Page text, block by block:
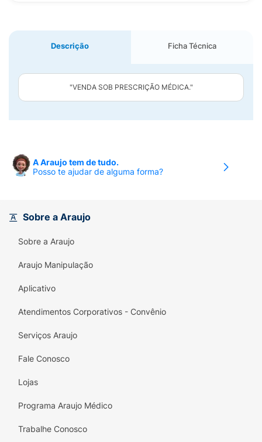
Descrição Ficha Técnica
"VENDA SOB PRESCRIÇÃO MÉDICA."
A Araujo tem de tudo.
Posso te ajudar de alguma forma?
Sobre a Araujo
Sobre a Araujo
Araujo Manipulação
Aplicativo
Atendimentos Corporativos - Convênio
Serviços Araujo
Fale Conosco
Lojas
Programa Araujo Médico
Trabalhe Conosco